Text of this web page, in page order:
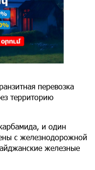
перевозка
территорию
и один
с железнодорожной
железные